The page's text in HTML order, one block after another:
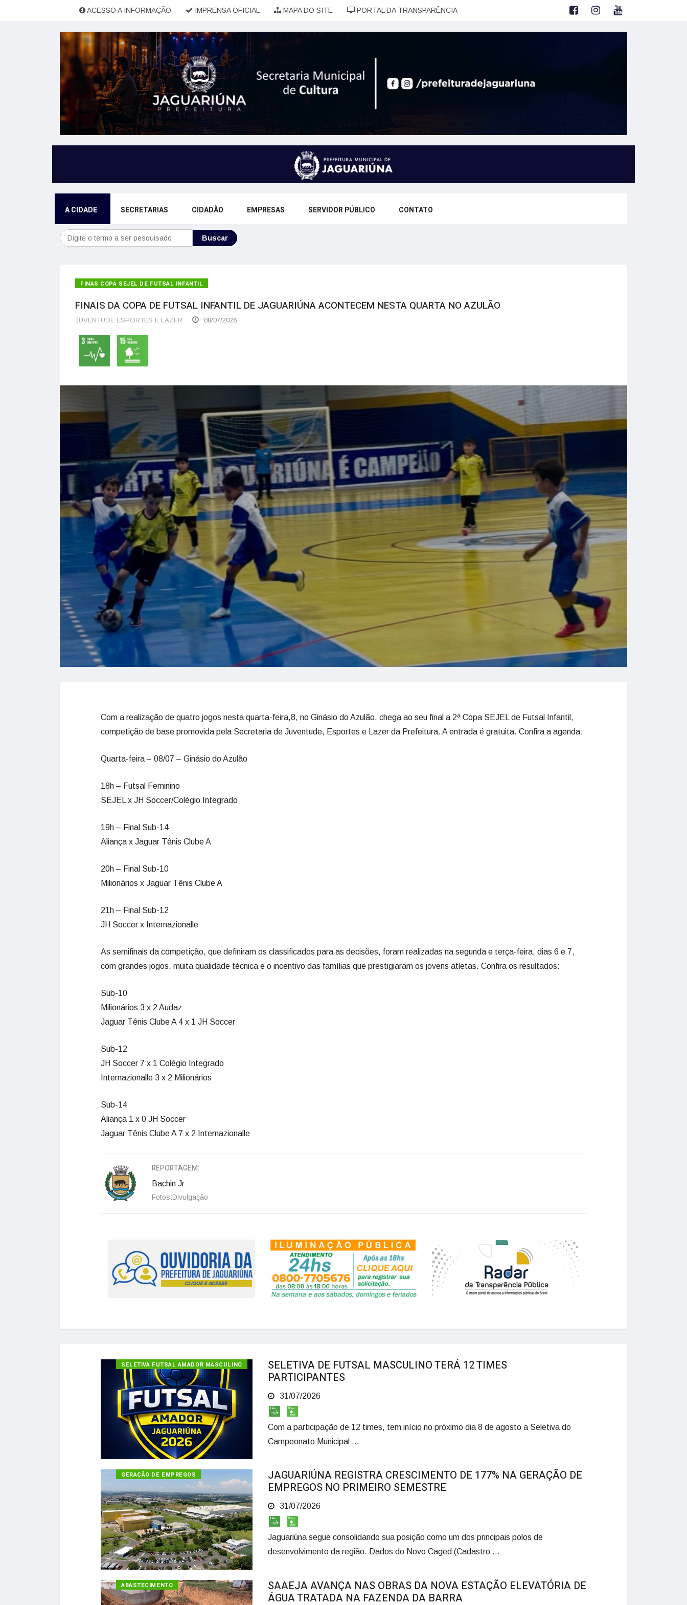
ACESSO A INFORMAÇÃO IMPRENSA OFICIAL MAPA DO SITE PORTAL DA TRANSPARÊNCIA
A CIDADE SECRETARIAS CIDADÃO EMPRESAS SERVIDOR PÚBLICO CONTATO
Buscar
FINAS COPA SEJEL DE FUTSAL INFANTIL
FINAIS DA COPA DE FUTSAL INFANTIL DE JAGUARIÚNA ACONTECEM NESTA QUARTA NO AZULÃO
JUVENTUDE ESPORTES E LAZER 08/07/2026
Com a realização de quatro jogos nesta quarta-feira,8, no Ginásio do Azulão, chega ao seu final a 2ª Copa SEJEL de Futsal Infantil,
competição de base promovida pela Secretaria de Juventude, Esportes e Lazer da Prefeitura. A entrada é gratuita. Confira a agenda:
Quarta-feira – 08/07 – Ginásio do Azulão
18h – Futsal Feminino
SEJEL x JH Soccer/Colégio Integrado
19h – Final Sub-14
Aliança x Jaguar Tênis Clube A
20h – Final Sub-10
Milionários x Jaguar Tênis Clube A
21h – Final Sub-12
JH Soccer x Internazionalle
As semifinais da competição, que definiram os classificados para as decisões, foram realizadas na segunda e terça-feira, dias 6 e 7,
com grandes jogos, muita qualidade técnica e o incentivo das famílias que prestigiaram os jovens atletas. Confira os resultados:
Sub-10
Milionários 3 x 2 Audaz
Jaguar Tênis Clube A 4 x 1 JH Soccer
Sub-12
JH Soccer 7 x 1 Colégio Integrado
Internazionalle 3 x 2 Milionários
Sub-14
Aliança 1 x 0 JH Soccer
Jaguar Tênis Clube A 7 x 2 Internazionalle
REPORTAGEM:
Bachin Jr
Fotos:Divulgação
SELETIVA FUTSAL AMADOR MASCULINO
SELETIVA DE FUTSAL MASCULINO TERÁ 12 TIMES
PARTICIPANTES
31/07/2026
Com a participação de 12 times, tem início no próximo dia 8 de agosto a Seletiva do
Campeonato Municipal ...
GERAÇÃO DE EMPREGOS
JAGUARIÚNA REGISTRA CRESCIMENTO DE 177% NA GERAÇÃO DE
EMPREGOS NO PRIMEIRO SEMESTRE
31/07/2026
Jaguariúna segue consolidando sua posição como um dos principais polos de
desenvolvimento da região. Dados do Novo Caged (Cadastro ...
SAAEJA
ABASTECIMENTO
SAAEJA AVANÇA NAS OBRAS DA NOVA ESTAÇÃO ELEVATÓRIA DE
ÁGUA TRATADA NA FAZENDA DA BARRA